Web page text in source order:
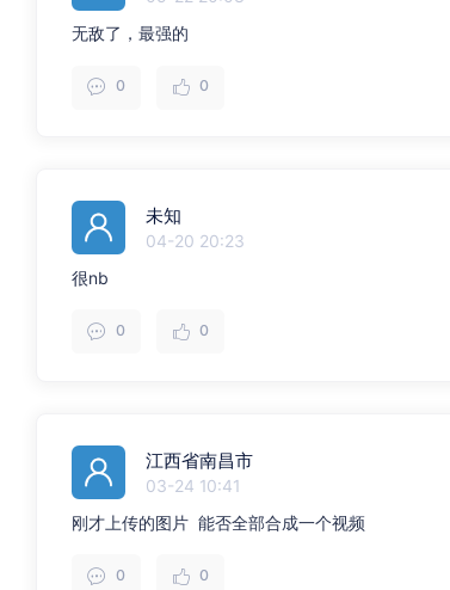
无敌了，最强的
0 0
未知
04-20 20:23
很nb
0 0
江西省南昌市
03-24 10:41
刚才上传的图片 能否全部合成一个视频
0 0